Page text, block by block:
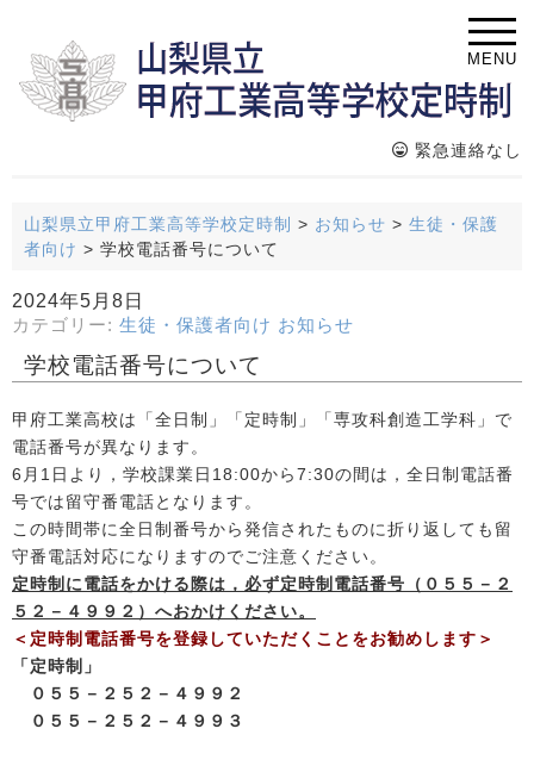
MENU
緊急連絡なし
山梨県立甲府工業高等学校定時制 > お知らせ > 生徒・保護
者向け > 学校電話番号について
2024年5月8日
カテゴリー: 生徒・保護者向け お知らせ
学校電話番号について
甲府工業高校は「全日制」「定時制」「専攻科創造工学科」で
電話番号が異なります。
6月1日より，学校課業日18:00から7:30の間は，全日制電話番
号では留守番電話となります。
この時間帯に全日制番号から発信されたものに折り返しても留
守番電話対応になりますのでご注意ください。
定時制に電話をかける際は，必ず定時制電話番号（０５５－２
５２－４９９２）へおかけください。
＜定時制電話番号を登録していただくことをお勧めします＞
「定時制」
０５５－２５２－４９９２
０５５－２５２－４９９３